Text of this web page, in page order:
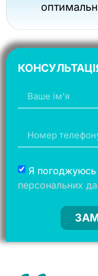
Я погоджуюсь
персональних